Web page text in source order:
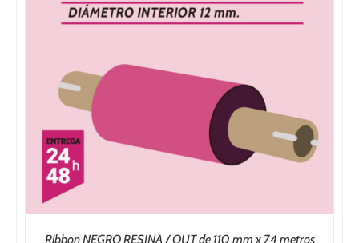
Ribbon NEGRO RESINA / OUT de 110 mm x 74 metros